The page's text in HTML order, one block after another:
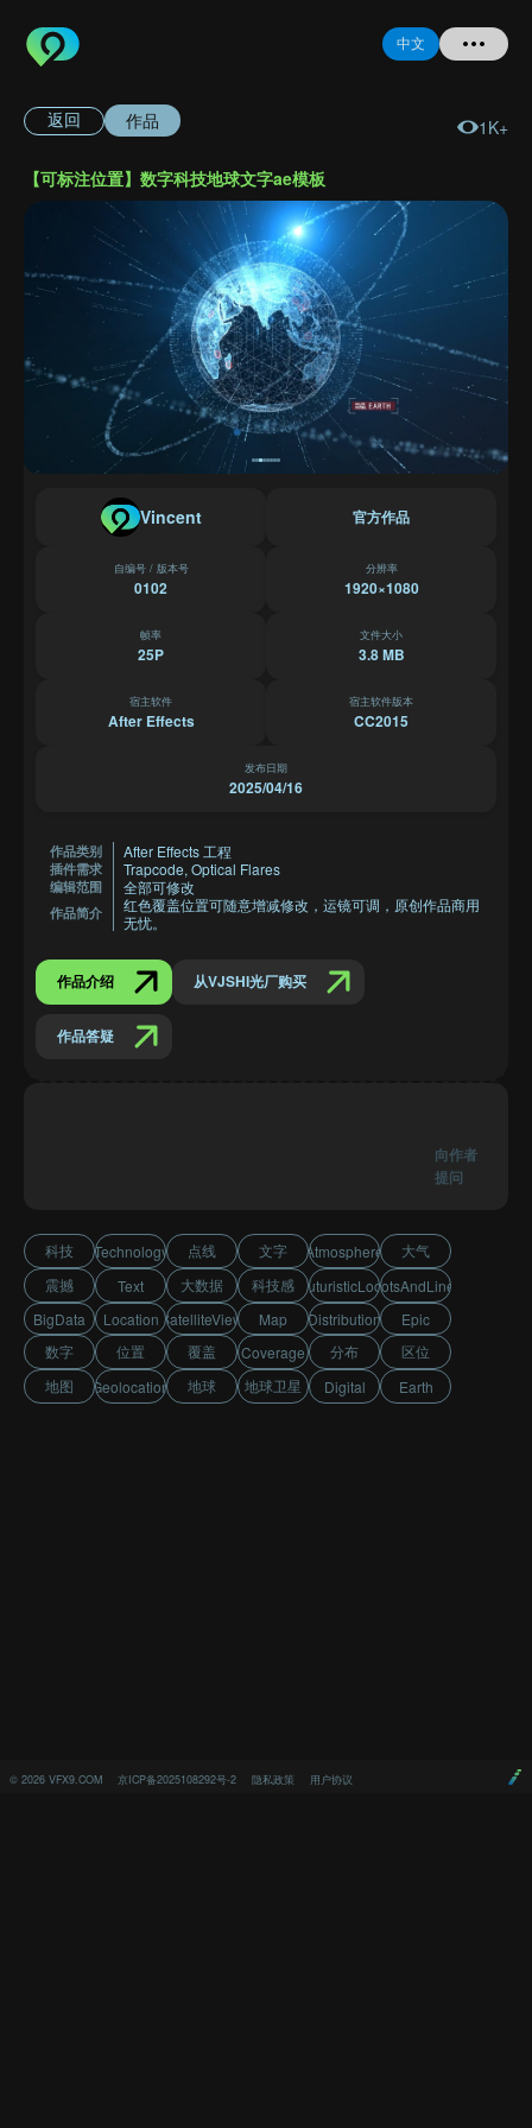
中文
登录
注册
忘记密码
© 2026 VFX9.COM 京ICP备2025108292号-2 隐私政策 用户协议
返回 作品 1K+
【可标注位置】数字科技地球文字ae模板
Vincent 官方作品
自编号 / 版本号
0102
分辨率
1920×1080
帧率
25P
文件大小
3.8 MB
宿主软件
After Effects
宿主软件版本
CC2015
发布日期
2025/04/16
作品类别 After Effects 工程
插件需求 Trapcode, Optical Flares
编辑范围 全部可修改
作品简介
红色覆盖位置可随意增减修改，运镜可调，原创作品商用
无忧。
作品介绍 从VJSHI光厂购买
作品答疑
向作者
提问
科技 Technology 点线 文字 Atmosphere
大气
震撼
Text 大数据 科技感 FuturisticLookDotsAndLines
BigData
Location SatelliteView Map Distribution
Epic
数字
位置 覆盖 Coverage 分布
区位
地图
Geolocation 地球 地球卫星 Digital Earth